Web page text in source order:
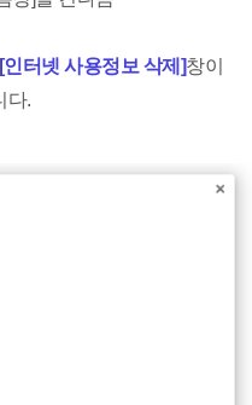
[인터넷 사용정보 삭제]창이
다.